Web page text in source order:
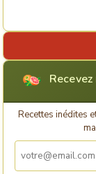
Recettes inédites